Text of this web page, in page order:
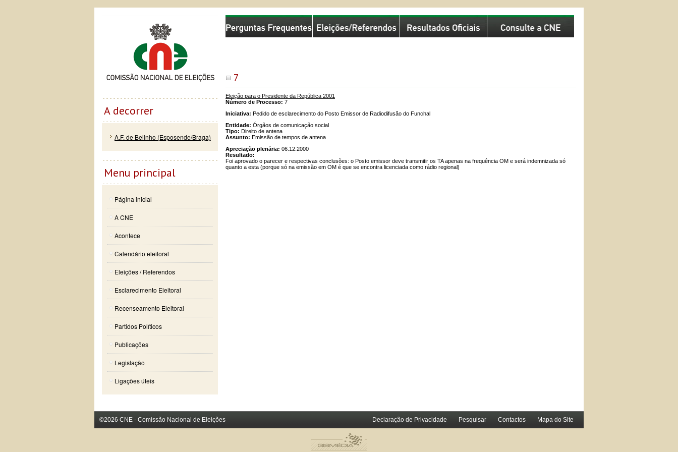
7
Eleição para o Presidente da República 2001
Número de Processo: 7
Iniciativa: Pedido de esclarecimento do Posto Emissor de Radiodifusão do Funchal
Entidade: Órgãos de comunicação social
Tipo: Direito de antena
Assunto: Emissão de tempos de antena
Apreciação plenária: 06.12.2000
Resultado:
Foi aprovado o parecer e respectivas conclusões: o Posto emissor deve transmitir os TA apenas na frequência OM e será indemnizada só
quanto a esta (porque só na emissão em OM é que se encontra licenciada como rádio regional)
Comissão Nacional de Eleições
A decorrer
A.F. de Belinho (Esposende/Braga)
Menu principal
Página inicial
A CNE
Acontece
Calendário eleitoral
Eleições / Referendos
Esclarecimento Eleitoral
Recenseamento Eleitoral
Partidos Políticos
Publicações
Legislação
Ligações úteis
©2026 CNE - Comissão Nacional de Eleições Declaração de Privacidade Pesquisar Contactos Mapa do Site